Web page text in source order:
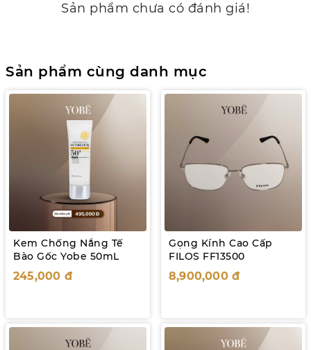
Sản phẩm chưa có đánh giá!
Sản phẩm cùng danh mục
Kem Chống Nắng Tế
Bào Gốc Yobe 50mL
245,000 đ
Gọng Kính Cao Cấp
FILOS FF13500
8,900,000 đ